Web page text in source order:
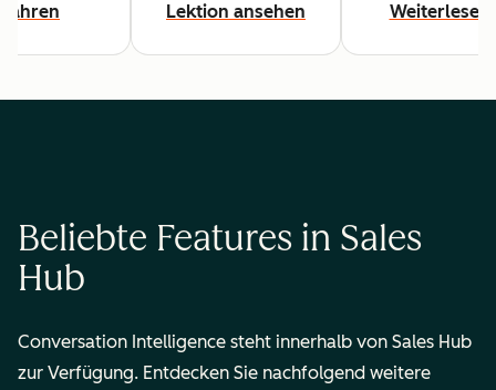
Lektion ansehen Weiterlesen
Beliebte Features in Sales
Hub
Conversation Intelligence steht innerhalb von Sales Hub
zur Verfügung. Entdecken Sie nachfolgend weitere